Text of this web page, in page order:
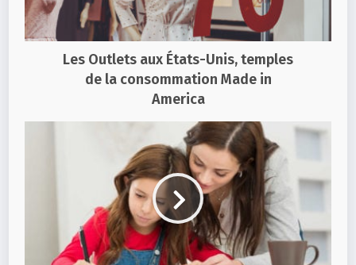
Les Outlets aux États-Unis, temples
de la consommation Made in
America